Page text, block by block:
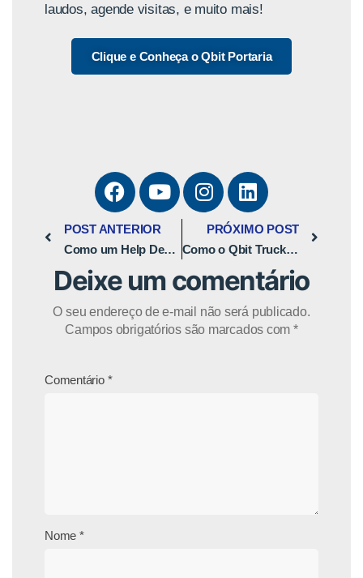
laudos, agende visitas, e muito mais!
Clique e Conheça o Qbit Portaria
POST ANTERIOR
Como um Help Desk pode Transformar a Experiência do Cliente
PRÓXIMO POST
Como o Qbit Truck Ajuda na Segurança nas Estradas
Deixe um comentário
O seu endereço de e-mail não será publicado.
Campos obrigatórios são marcados com *
Comentário *
Nome *